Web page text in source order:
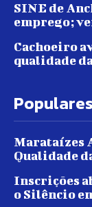
SINE de
emprego;
Cachoeiro
qualidade
Populares
Marataízes
Qualidade
Inscrições
o Silêncio